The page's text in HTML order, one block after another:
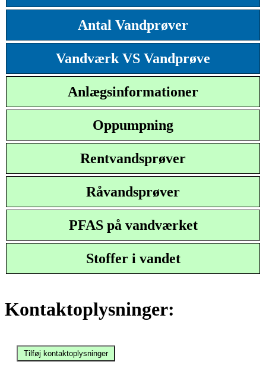
Antal Vandprøver
Vandværk VS Vandprøve
Anlægsinformationer
Oppumpning
Rentvandsprøver
Råvandsprøver
PFAS på vandværket
Stoffer i vandet
Kontaktoplysninger: